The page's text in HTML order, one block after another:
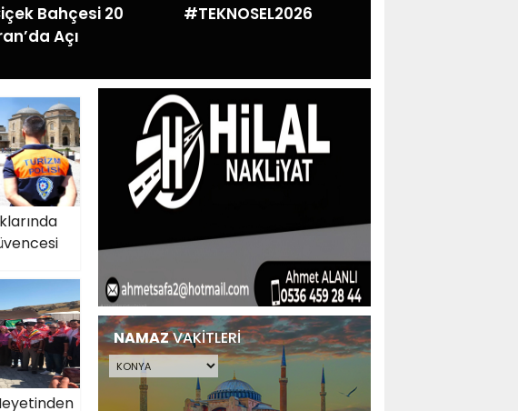
Bahçesi 20
Açı
#TEKNOSEL2026
Selçuklu’nun Yıldızları
Ödül Töreni
NAMAZVAKİTLERİ